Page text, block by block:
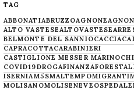
TAG
ABBONATIABRUZZOAGNONE
ALTO VASTESEALTOVASTESE
BELMONTE DEL SANNIOCACCIA
CAPRACOTTACARABINIERI
CASTIGLIONE MESSER MARINO
COVID19DROGAFINANZA
ISERNIAM5SMALTEMPOMIGRANTI
MOLISANOMOLISENEVE OSPEDALE